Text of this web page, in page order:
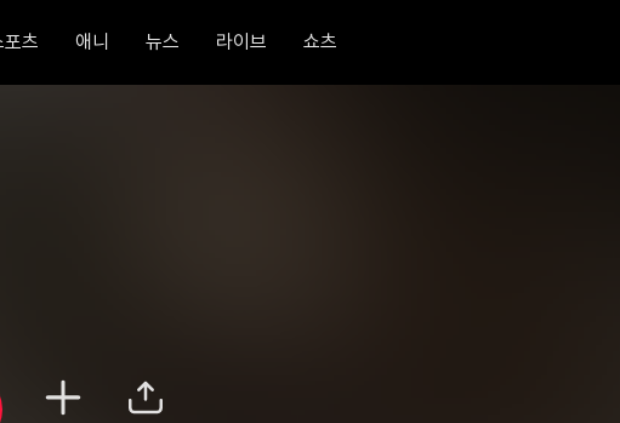
포츠 애니 뉴스 라이브 쇼츠